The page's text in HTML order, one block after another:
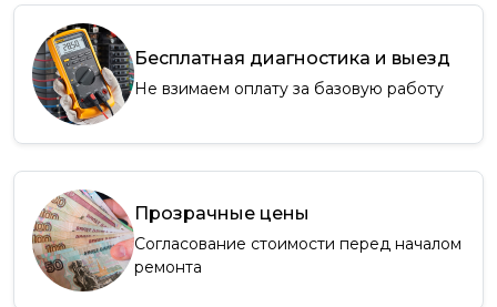
Бесплатная диагностика и выезд
Не взимаем оплату за базовую работу
Прозрачные цены
Согласование стоимости перед началом
ремонта